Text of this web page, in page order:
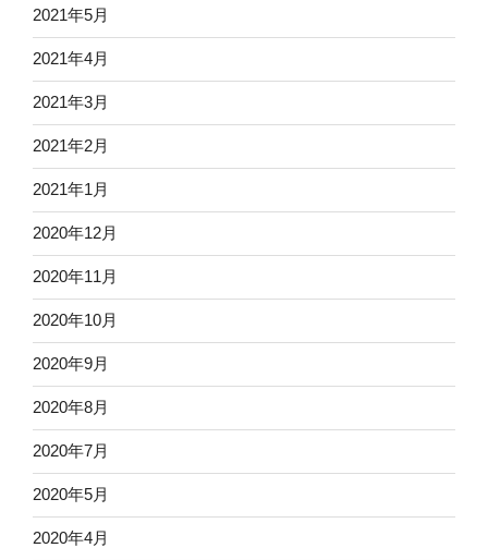
2021年5月
2021年4月
2021年3月
2021年2月
2021年1月
2020年12月
2020年11月
2020年10月
2020年9月
2020年8月
2020年7月
2020年5月
2020年4月